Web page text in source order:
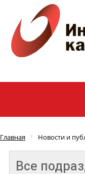
Главная Новости и
Все